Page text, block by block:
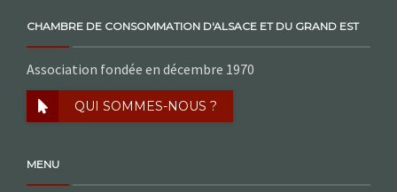
CHAMBRE DE CONSOMMATION D'ALSACE ET DU GRAND EST
Association fondée en décembre 1970
QUI SOMMES-NOUS ?
MENU